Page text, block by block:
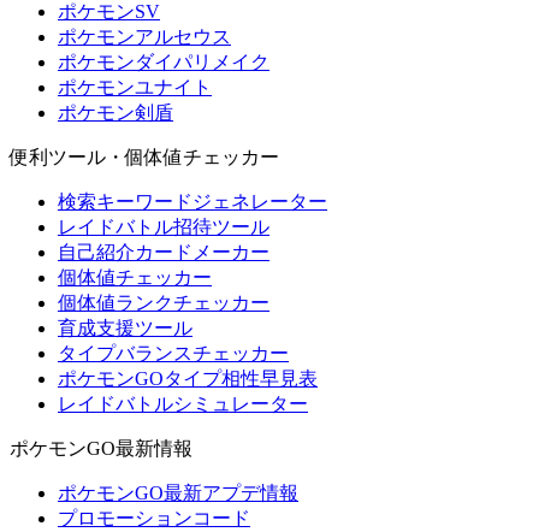
ポケモンSV
ポケモンアルセウス
ポケモンダイパリメイク
ポケモンユナイト
ポケモン剣盾
便利ツール・個体値チェッカー
検索キーワードジェネレーター
レイドバトル招待ツール
自己紹介カードメーカー
個体値チェッカー
個体値ランクチェッカー
育成支援ツール
タイプバランスチェッカー
ポケモンGOタイプ相性早見表
レイドバトルシミュレーター
ポケモンGO最新情報
ポケモンGO最新アプデ情報
プロモーションコード